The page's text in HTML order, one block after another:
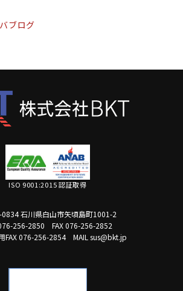
ブログ
ISO 9001:2015 認証取得
0834 石川県白山市矢頃島町1001-2
256-2850
FAX 076-256-2852
FAX 076-256-2854
MAIL sus@bkt.jp